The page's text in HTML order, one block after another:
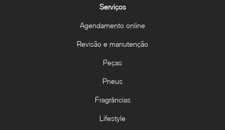
Serviços
Agendamento online
Revisão e manutenção
Peças
Pneus
Fragrâncias
Lifestyle